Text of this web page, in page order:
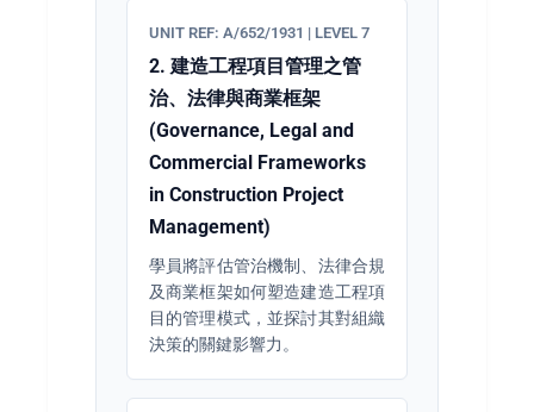
UNIT REF: A/652/1931 | LEVEL 7
2. 建造工程項目管理之管
治、法律與商業框架
(Governance, Legal and
Commercial Frameworks
in Construction Project
Management)
學員將評估管治機制、法律合規
及商業框架如何塑造建造工程項
目的管理模式，並探討其對組織
決策的關鍵影響力。